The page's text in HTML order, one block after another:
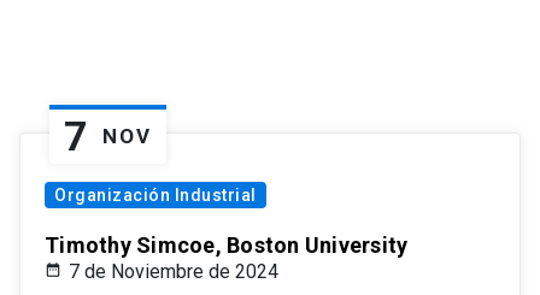
7 NOV
Organización Industrial
Timothy Simcoe, Boston University
7 de Noviembre de 2024